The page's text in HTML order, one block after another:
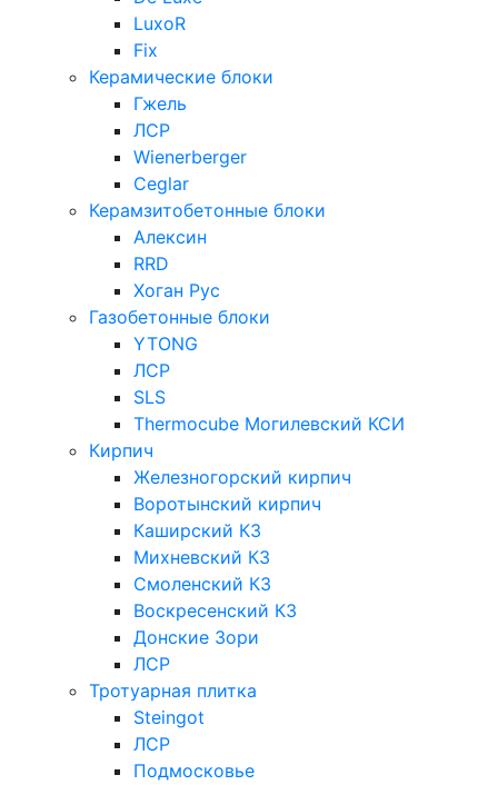
LuxoR
Fix
Керамические блоки
Гжель
ЛСР
Wienerberger
Ceglar
Керамзитобетонные блоки
Алексин
RRD
Хоган Рус
Газобетонные блоки
YTONG
ЛСР
SLS
Thermocube Могилевский КСИ
Кирпич
Железногорский кирпич
Воротынский кирпич
Каширский КЗ
Михневский КЗ
Смоленский КЗ
Воскресенский КЗ
Донские Зори
ЛСР
Тротуарная плитка
Steingot
ЛСР
Подмосковье